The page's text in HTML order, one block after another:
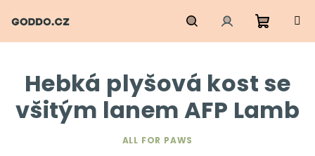
na
HledatPřihlášení
košík
Hebká plyšová kost se
všitým lanem AFP Lamb
ALL FOR PAWS